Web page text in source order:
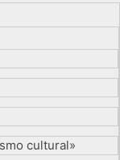
cultural»